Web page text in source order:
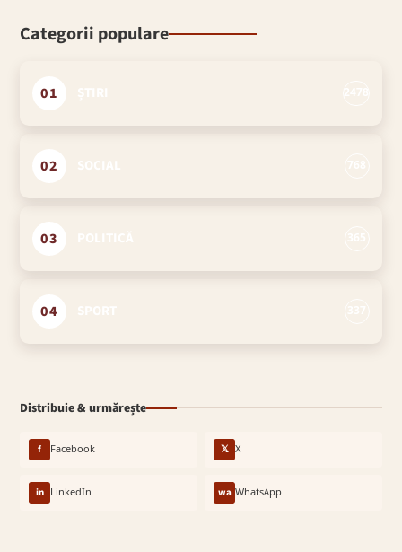
Categorii populare
01
02
03
04
Distribuie & urmărește
f Facebook 𝕏 X
in LinkedIn wa WhatsApp